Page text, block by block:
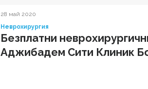
28 май 2020
Неврохирургия
Безплатни
Аджибадем Сити Клиник